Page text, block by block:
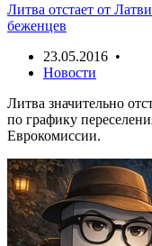
Литва отстает от
беженцев
23.05.2016 •
Новости
Литва значительно
по графику
Еврокомиссии.